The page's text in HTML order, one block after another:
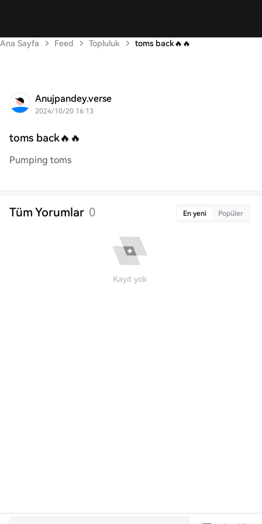
Ana Sayfa Feed Topluluk toms back🔥🔥
Anujpandey.verse
2024/10/20 16:13
toms back🔥🔥
Pumping toms
Tüm Yorumlar 0 En yeni Popüler
Kayıt yok